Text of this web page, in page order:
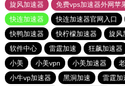
旋风加速器
免费vps加速器外网苹
快连加速器
快连加速器官网入口
快鸭加速器
快柠檬加速器 旋风
软件中心
雷霆加速 狂飙加速器
小美
小美vpn 小美加速器
小牛vp加速器
黑洞加速
雷霆加